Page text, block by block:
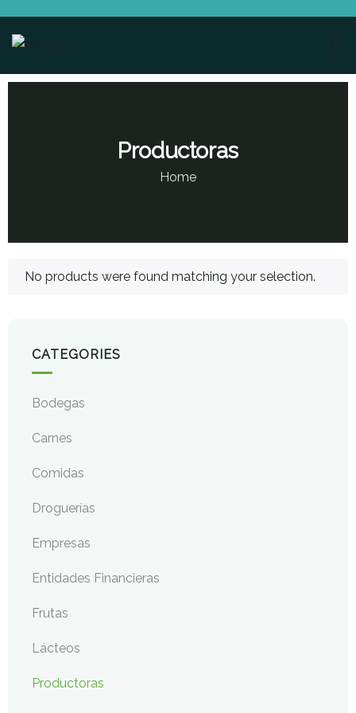
Productoras
Home
No products were found matching your selection.
CATEGORIES
Bodegas
Carnes
Comidas
Droguerías
Empresas
Entidades Financieras
Frutas
Lácteos
Productoras